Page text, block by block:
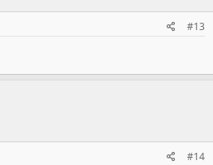
#13
#14